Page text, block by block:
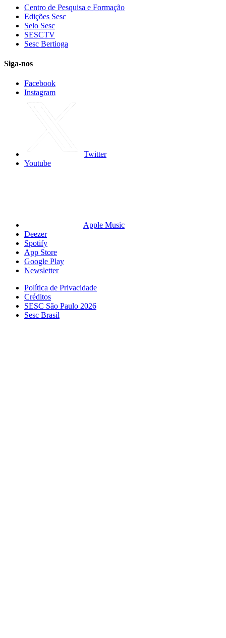
Centro de Pesquisa e Formação
Edições Sesc
Selo Sesc
SESCTV
Sesc Bertioga
Siga-nos
Facebook
Instagram
Twitter
Youtube
Apple Music
Deezer
Spotify
App Store
Google Play
Newsletter
Política de Privacidade
Créditos
SESC São Paulo 2026
Sesc Brasil